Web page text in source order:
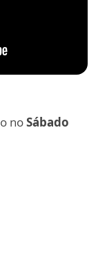
noSábado